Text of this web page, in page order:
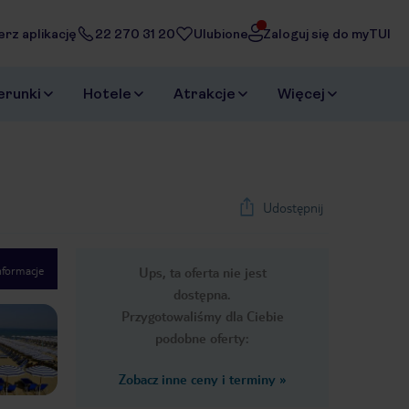
aplikację 22 270 31 20 Ulubione Zaloguj się do myTUI
Hotele Atrakcje Więcej
Udostępnij
Ups, ta oferta nie jest
dostępna.
Przygotowaliśmy dla Ciebie
podobne oferty:
Zobacz inne ceny i terminy »
Next slide
1/9